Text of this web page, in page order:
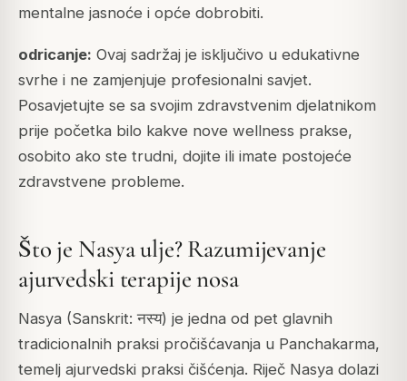
mentalne jasnoće i opće dobrobiti.
odricanje: Ovaj sadržaj je isključivo u edukativne
svrhe i ne zamjenjuje profesionalni savjet.
Posavjetujte se sa svojim zdravstvenim djelatnikom
prije početka bilo kakve nove wellness prakse,
osobito ako ste trudni, dojite ili imate postojeće
zdravstvene probleme.
Što je Nasya ulje? Razumijevanje
ajurvedski terapije nosa
Nasya (Sanskrit: नस्य) je jedna od pet glavnih
tradicionalnih praksi pročišćavanja u Panchakarma,
temelj ajurvedski praksi čišćenja. Riječ Nasya dolazi